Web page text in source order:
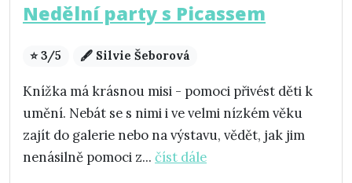
Nedělní party s Picassem
⭐ 3/5 🖋️ Silvie Šeborová
Knížka má krásnou misi - pomoci přivést děti k
umění. Nebát se s nimi i ve velmi nízkém věku
zajít do galerie nebo na výstavu, vědět, jak jim
nenásilně pomoci z... číst dále